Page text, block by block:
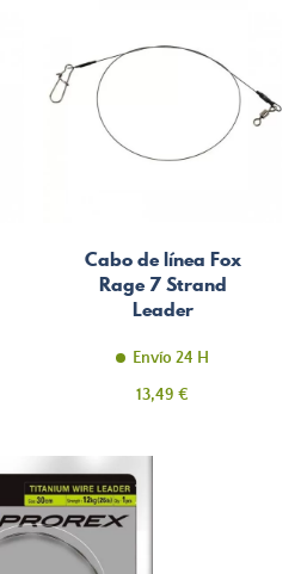
Cabo de línea Fox
Rage 7 Strand
Leader
Envío 24 H
Precio
13,49 €